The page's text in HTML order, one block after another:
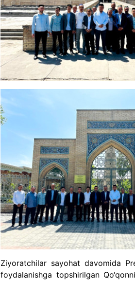
Ziyoratchilar sayohat davomida
foydalanishga topshirilgan